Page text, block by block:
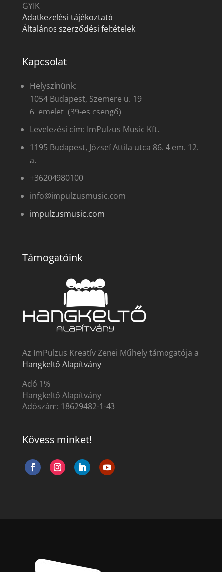
GYIK
Adatkezelési tájékoztató
Általános szerződési feltételek
Kapcsolat
Helyszínünk:
1054 Budapest, Szemere u. 19
6. emelet (39-es csengő)
Levelezési cím: ImPulzus Music Kft.
1195 Budapest, József Attila utca 86. 4 em. 12.
a.
+36204980100
info@impulzusmusic.com
impulzusmusic.com
Támogatóink
Az ImPulzus Kreatív Zenei Műhely támogatója a
Hangkeltő Alapítvány
Adó 1%
Hangkeltő Alapítvány
Adószám: 18629482-1-43
Kövess minket!